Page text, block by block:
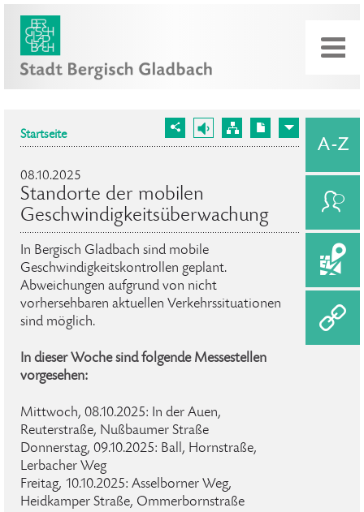
Startseite
08.10.2025
Standorte der mobilen
Geschwindigkeitsüberwachung
In Bergisch Gladbach sind mobile
Geschwindigkeitskontrollen geplant.
Abweichungen aufgrund von nicht
vorhersehbaren aktuellen Verkehrssituationen
sind möglich.
In dieser Woche sind folgende Messestellen
vorgesehen:
Mittwoch, 08.10.2025: In der Auen,
Reuterstraße, Nußbaumer Straße
Donnerstag, 09.10.2025: Ball, Hornstraße,
Lerbacher Weg
Freitag, 10.10.2025: Asselborner Weg,
Heidkamper Straße, Ommerbornstraße